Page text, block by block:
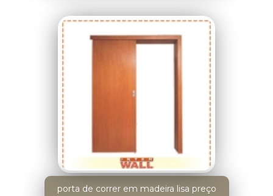
porta de correr em madeira lisa preço